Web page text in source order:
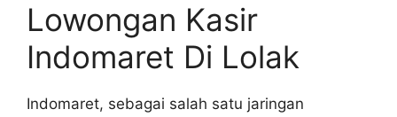
Lowongan Kasir
Indomaret Di Lolak
Indomaret, sebagai salah satu jaringan